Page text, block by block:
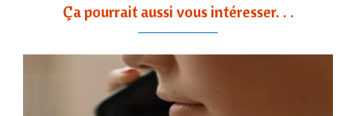
Ça pourrait aussi vous intéresser. . .